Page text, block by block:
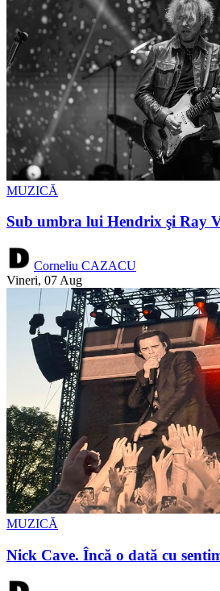
MUZICĂ
Sub umbra lui Hendrix şi Ray
Corneliu CAZACU
Vineri, 07 Aug
MUZICĂ
Nick Cave. Încă o dată cu